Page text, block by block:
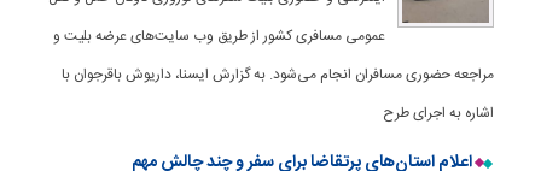
عمومی مسافری کشور از طریق وب سایت‌های عرضه بلیت و
مراجعه حضوری مسافران انجام می‌شود. به گزارش ایسنا، داریوش باقرجوان با
اشاره به اجرای طرح
اعلام استان‌های پرتقاضا برای سفر و چند چالش مهم